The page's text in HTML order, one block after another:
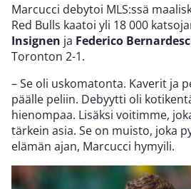
Marcucci debytoi MLS:ssä
Red Bulls kaatoi yli 18 000
Insignen ja Federico
Toronton 2-1.
– Se oli uskomatonta. Kaverit ja
päälle peliin. Debyytti oli
hienompaa. Lisäksi voitimme,
tärkein asia. Se on muisto, joka
elämän ajan, Marcucci hymyili.